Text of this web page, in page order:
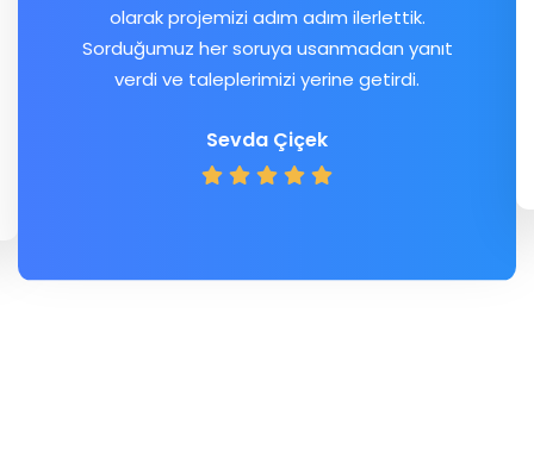
olarak projemizi adım adım ilerlettik.
Sorduğumuz her soruya usanmadan yanıt
verdi ve taleplerimizi yerine getirdi.
Sevda Çiçek